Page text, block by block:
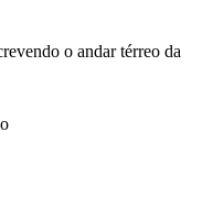
o andar térreo da